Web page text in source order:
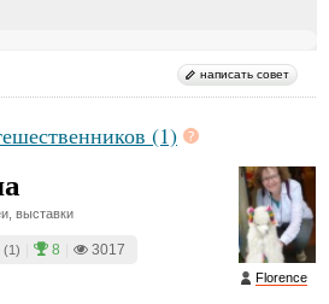
написать совет
(1)
Florence
выставки
(1) 8 3017